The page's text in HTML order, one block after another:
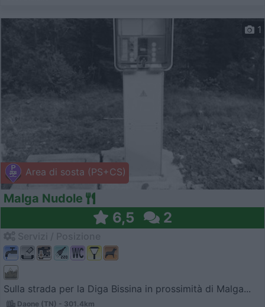
Area di sosta (PS+CS)
1
Malga Nudole
6,5 2
Sulla strada per la Diga Bissina in prossimità di Malga...
Daone (TN) - 301.4km